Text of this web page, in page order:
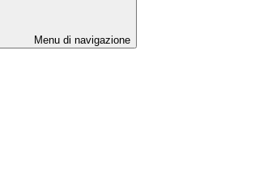
Menu di navigazione